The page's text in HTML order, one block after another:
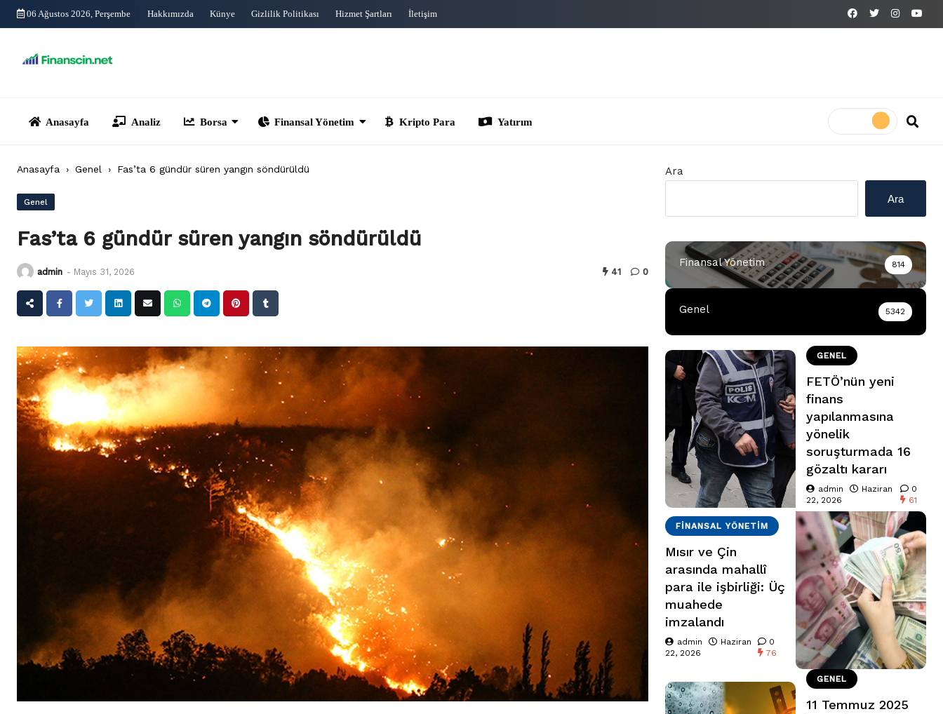
Skip
06 Ağustos 2026, Perşembe Hakkımızda Künye Gizlilik Politikası Hizmet Şartları İletişim
Anasayfa › Genel › Fas’ta 6 gündür süren yangın söndürüldü
Genel
Fas’ta 6 gündür süren yangın söndürüldü
admin - Mayıs 31, 2026 41 0
Ara
Ara
Finansal Yönetim 814
Genel 5342
GENEL
FETÖ’nün yeni
finans
yapılanmasına
yönelik
soruşturmada 16
gözaltı kararı
admin
Haziran
22, 2026
0
61
FINANSAL YÖNETIM
Mısır ve Çin
arasında mahallî
para ile işbirliği: Üç
muahede
imzalandı
admin
Haziran
22, 2026
0
76
GENEL
11 Temmuz 2025